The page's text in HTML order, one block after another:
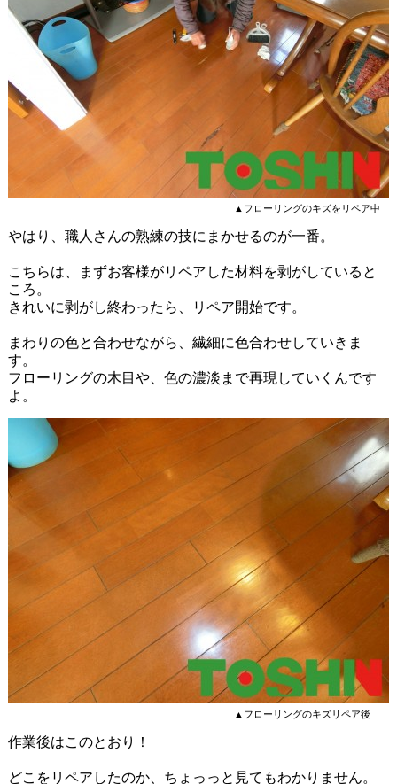
▲フローリングのキズをリペア中
やはり、職人さんの熟練の技にまかせるのが一番。
こちらは、まずお客様がリペアした材料を剥がしていると
ころ。
きれいに剥がし終わったら、リペア開始です。
まわりの色と合わせながら、繊細に色合わせしていきま
す。
フローリングの木目や、色の濃淡まで再現していくんです
よ。
▲フローリングのキズリペア後
作業後はこのとおり！
どこをリペアしたのか、ちょっっと見てもわかりません。